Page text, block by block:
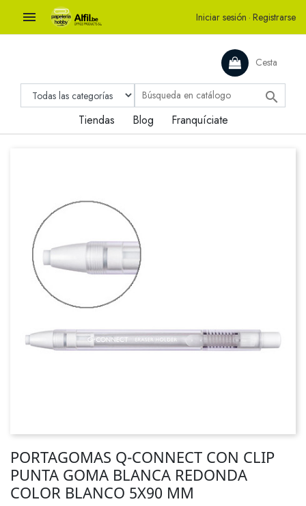
 Iniciar sesión · Registrarse
Cesta

Tiendas Blog Franquíciate
PORTAGOMAS Q-CONNECT CON CLIP
PUNTA GOMA BLANCA REDONDA
COLOR BLANCO 5X90 MM